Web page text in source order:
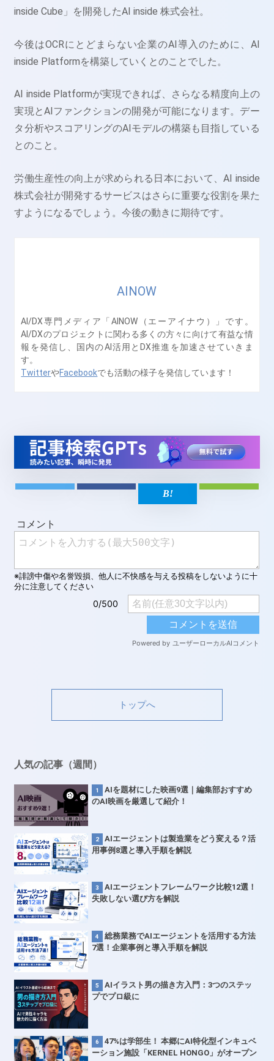
inside Cube」を開発したAI inside 株式会社。
今後はOCRにとどまらない企業のAI導入のために、AI
inside Platformを構築していくとのことでした。
AI inside Platformが実現できれば、さらなる精度向上の
実現とAIファンクションの開発が可能になります。デー
タ分析やスコアリングのAIモデルの構築も目指している
とのこと。
労働生産性の向上が求められる日本において、AI inside
株式会社が開発するサービスはさらに重要な役割を果た
すようになるでしょう。今後の動きに期待です。
AINOW
AI/DX専門メディア「AINOW（エーアイナウ）」です。
AI/DXのプロジェクトに関わる多くの方々に向けて有益な情
報を発信し、国内のAI活用とDX推進を加速させていきま
す。
TwitterやFacebookでも活動の様子を発信しています！
トップへ
人気の記事（週間）
AIを題材にした映画9選｜編集部おすすめ
のAI映画を厳選して紹介！
AIエージェントは製造業をどう変える？活
用事例8選と導入手順を解説
AIエージェントフレームワーク比較12選！
失敗しない選び方を解説
総務業務でAIエージェントを活用する方法
7選！企業事例と導入手順を解説
AIイラスト男の描き方入門：3つのステッ
プでプロ級に
47%は学部生！ 本郷にAI特化型インキュベ
ーション施設「KERNEL HONGO」がオープン